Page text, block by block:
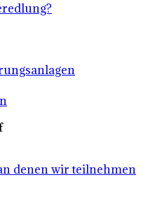
denen wir teilnehmen